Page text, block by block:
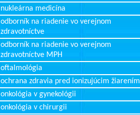
nukleárna medicína
odborník na riadenie vo verejnom
zdravotníctve
odborník na riadenie vo verejnom
zdravotníctve MPH
oftalmológia
ochrana zdravia pred ionizujúcim žiarením
onkológia v gynekológii
onkológia v chirurgii